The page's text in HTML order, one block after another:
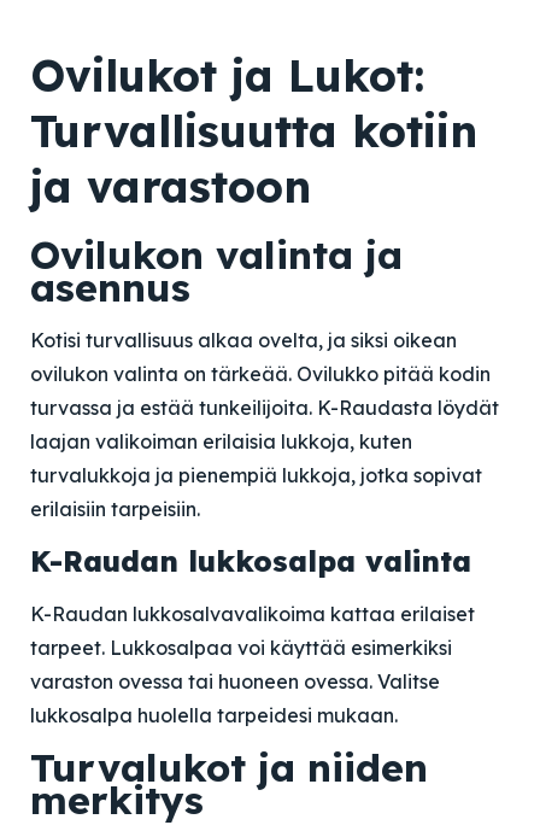
Ovilukot ja Lukot:
Turvallisuutta kotiin
ja varastoon
Ovilukon valinta ja
asennus
Kotisi turvallisuus alkaa ovelta, ja siksi oikean
ovilukon valinta on tärkeää. Ovilukko pitää kodin
turvassa ja estää tunkeilijoita. K-Raudasta löydät
laajan valikoiman erilaisia lukkoja, kuten
turvalukkoja ja pienempiä lukkoja, jotka sopivat
erilaisiin tarpeisiin.
K-Raudan lukkosalpa valinta
K-Raudan lukkosalvavalikoima kattaa erilaiset
tarpeet. Lukkosalpaa voi käyttää esimerkiksi
varaston ovessa tai huoneen ovessa. Valitse
lukkosalpa huolella tarpeidesi mukaan.
Turvalukot ja niiden
merkitys